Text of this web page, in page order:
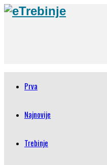
Prva
Najnovije
Trebinje